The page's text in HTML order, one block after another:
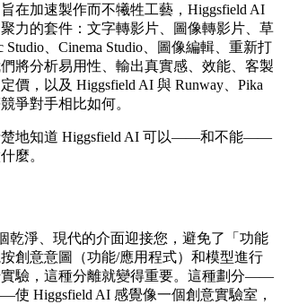
在加速製作而不犧牲工藝，Higgsfield AI
力的套件：文字轉影片、圖像轉影片、草
Studio、Cinema Studio、圖像編輯、重新打
將分析易用性、輸出真實感、效能、客製
價，以及 Higgsfield AI 與 Runway、Pika
爭對手相比如何。
楚地知道 Higgsfield AI 可以——和不能——
麼。
乾淨、現代的介面迎接您，避免了「功能
創意意圖（功能/應用程式）和模型進行
驗，這種分離就變得重要。這種劃分——
Higgsfield AI 感覺像一個創意實驗室，